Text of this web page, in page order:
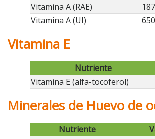
Vitamina A (RAE)
Vitamina A (UI)
Vitamina E
Nutriente
Vitamina E (alfa-tocoferol)
Minerales de Huevo de
Nutriente